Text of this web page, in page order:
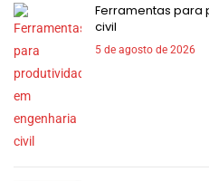
Ferramentas para
civil
5 de agosto de 2026